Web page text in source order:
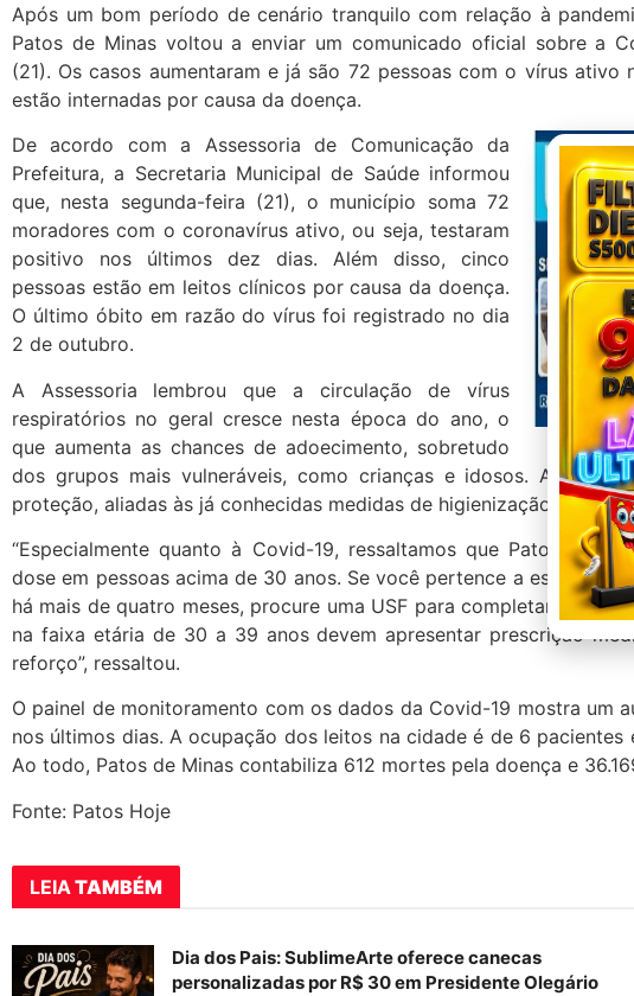
Após um bom período de cenário tranquilo com relação à
Patos de Minas voltou a enviar um comunicado oficial sobre a
(21). Os casos aumentaram e já são 72 pessoas com o vírus ativo
estão internadas por causa da doença.
De acordo com a Assessoria de Comunicação da
Prefeitura, a Secretaria Municipal de Saúde informou
que, nesta segunda-feira (21), o município soma 72
moradores com o coronavírus ativo, ou seja, testaram
positivo nos últimos dez dias. Além disso, cinco
pessoas estão em leitos clínicos por causa da doença.
O último óbito em razão do vírus foi registrado no dia
2 de outubro.
A Assessoria lembrou que a circulação de vírus
respiratórios no geral cresce nesta época do ano, o
que aumenta as chances de adoecimento, sobretudo
dos grupos mais vulneráveis, como crianças e idosos. As
proteção, aliadas às já conhecidas medidas de higienização.
“Especialmente quanto à Covid-19, ressaltamos que Patos de
dose em pessoas acima de 30 anos. Se você pertence a esse
há mais de quatro meses, procure uma USF para completar o seu
na faixa etária de 30 a 39 anos devem apresentar prescrição
reforço”, ressaltou.
O painel de monitoramento com os dados da Covid-19 mostra um
nos últimos dias. A ocupação dos leitos na cidade é de 6 pacientes
Ao todo, Patos de Minas contabiliza 612 mortes pela doença e
Fonte: Patos Hoje
LEIATAMBÉM
Dia dos Pais: SublimeArte oferece canecas
personalizadas por R$ 30 em Presidente Olegário